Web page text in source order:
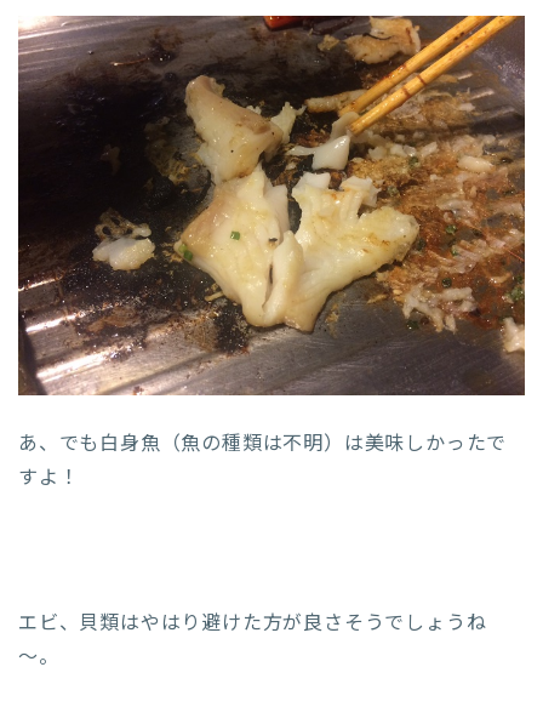
あ、でも白身魚（魚の種類は不明）は美味しかったで
すよ！
エビ、貝類はやはり避けた方が良さそうでしょうね
～。